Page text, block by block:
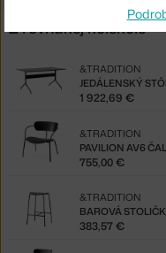
Z rovnakej kolekcie
&TRADITION
1 922,69 €
PAVILION AV6
&TRADITION
755,00 €
BAROVÁ
&TRADITION
383,57 €